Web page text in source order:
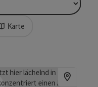
Karte